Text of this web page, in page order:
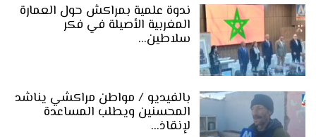
ندوة علمية بمراكش حول العمارة
المغربية الأصيلة في فكر
سلاطين…
بالفيديو / مواطن مراكشي يناشد
المحسنين ويطلب المساعدة
لإنقاذ…